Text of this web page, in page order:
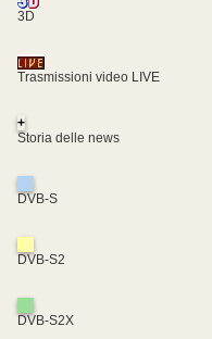
3D
Trasmissioni video LIVE
+
Storia delle news
DVB-S
DVB-S2
DVB-S2X